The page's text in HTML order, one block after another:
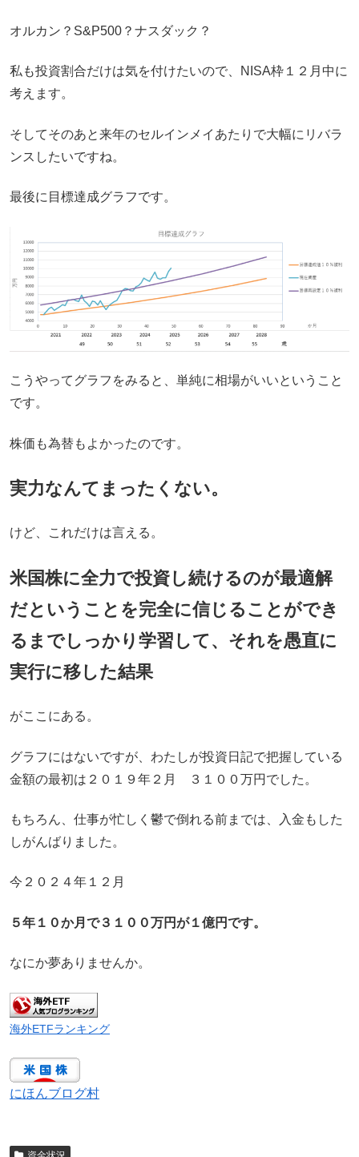
オルカン？S&P500？ナスダック？
私も投資割合だけは気を付けたいので、NISA枠１２月中に
考えます。
そしてそのあと来年のセルインメイあたりで大幅にリバラ
ンスしたいですね。
最後に目標達成グラフです。
こうやってグラフをみると、単純に相場がいいということ
です。
株価も為替もよかったのです。
実力なんてまったくない。
けど、これだけは言える。
米国株に全力で投資し続けるのが最適解
だということを完全に信じることができ
るまでしっかり学習して、それを愚直に
実行に移した結果
がここにある。
グラフにはないですが、わたしが投資日記で把握している
金額の最初は２０１９年２月 ３１００万円でした。
もちろん、仕事が忙しく鬱で倒れる前までは、入金もした
しがんばりました。
今２０２４年１２月
５年１０か月で３１００万円が１億円です。
なにか夢ありませんか。
海外ETFランキング
にほんブログ村